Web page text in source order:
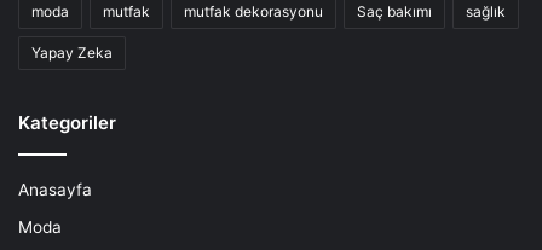
moda mutfak mutfak dekorasyonu Saç bakımı sağlık
Yapay Zeka
Kategoriler
Anasayfa
Moda